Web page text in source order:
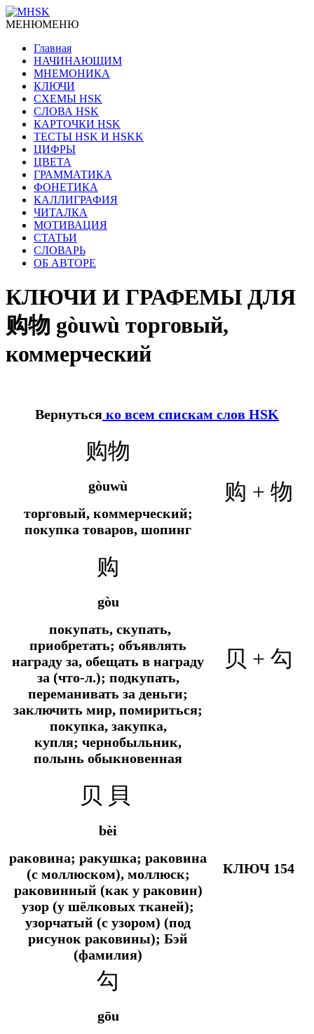
МЕНЮМЕНЮ
Главная
НАЧИНАЮЩИМ
МНЕМОНИКА
КЛЮЧИ
СХЕМЫ HSK
СЛОВА HSK
КАРТОЧКИ HSK
ТЕСТЫ HSK И HSKK
ЦИФРЫ
ЦВЕТА
ГРАММАТИКА
ФОНЕТИКА
КАЛЛИГРАФИЯ
ЧИТАЛКА
МОТИВАЦИЯ
СТАТЬИ
СЛОВАРЬ
ОБ АВТОРЕ
КЛЮЧИ И ГРАФЕМЫ ДЛЯ
购物 gòuwù торговый,
коммерческий
Вернуться ко всем спискам слов HSK
购物
gòuwù
торговый, коммерческий;
покупка товаров, шопинг
购 + 物
购
gòu
покупать, скупать,
приобретать; объявлять
награду за, обещать в награду
за (что-л.); подкупать,
переманивать за деньги;
заключить мир, помириться;
покупка, закупка,
купля; чернобыльник,
полынь обыкновенная
贝 + 勾
贝 貝
bèi
раковина; ракушка; раковина
(с моллюском), моллюск;
раковинный (как у раковин)
узор (у шёлковых тканей);
узорчатый (с узором) (под
рисунок раковины); Бэй
(фамилия)
КЛЮЧ 154
勾
gōu